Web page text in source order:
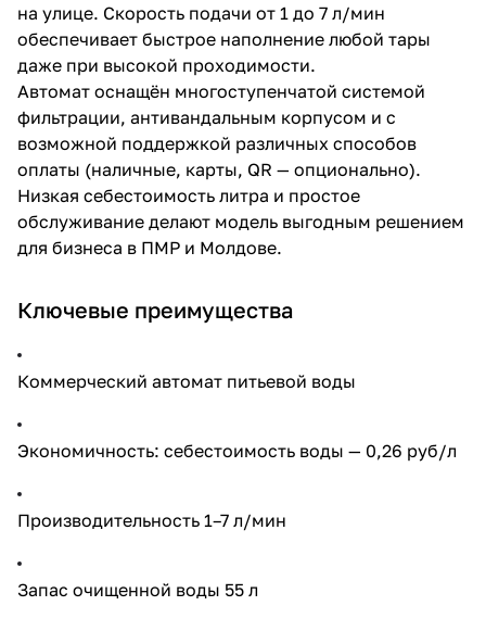
на улице. Скорость подачи от 1 до 7 л/мин
обеспечивает быстрое наполнение любой тары
даже при высокой проходимости.
Автомат оснащён многоступенчатой системой
фильтрации, антивандальным корпусом и с
возможной поддержкой различных способов
оплаты (наличные, карты, QR — опционально).
Низкая себестоимость литра и простое
обслуживание делают модель выгодным решением
для бизнеса в ПМР и Молдове.
Ключевые преимущества
Коммерческий автомат питьевой воды
Экономичность: себестоимость воды — 0,26 руб/л
Производительность 1–7 л/мин
Запас очищенной воды 55 л